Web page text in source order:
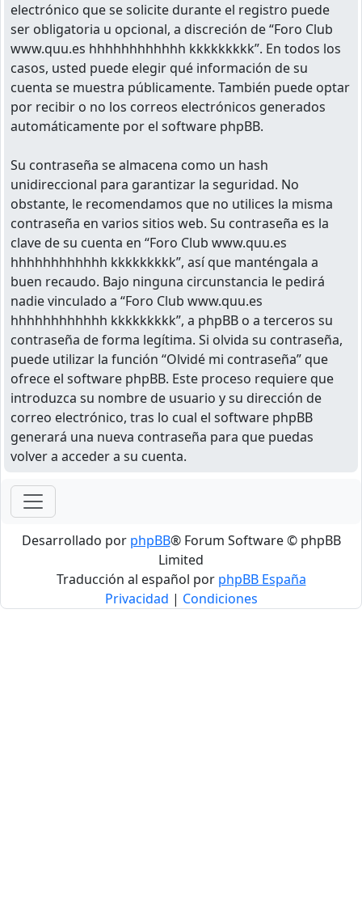
electrónico que se solicite durante el registro puede
ser obligatoria u opcional, a discreción de “Foro Club
www.quu.es hhhhhhhhhhhh kkkkkkkkk”. En todos los
casos, usted puede elegir qué información de su
cuenta se muestra públicamente. También puede optar
por recibir o no los correos electrónicos generados
automáticamente por el software phpBB.
Su contraseña se almacena como un hash
unidireccional para garantizar la seguridad. No
obstante, le recomendamos que no utilices la misma
contraseña en varios sitios web. Su contraseña es la
clave de su cuenta en “Foro Club www.quu.es
hhhhhhhhhhhh kkkkkkkkk”, así que manténgala a
buen recaudo. Bajo ninguna circunstancia le pedirá
nadie vinculado a “Foro Club www.quu.es
hhhhhhhhhhhh kkkkkkkkk”, a phpBB o a terceros su
contraseña de forma legítima. Si olvida su contraseña,
puede utilizar la función “Olvidé mi contraseña” que
ofrece el software phpBB. Este proceso requiere que
introduzca su nombre de usuario y su dirección de
correo electrónico, tras lo cual el software phpBB
generará una nueva contraseña para que puedas
volver a acceder a su cuenta.
Desarrollado por phpBB® Forum Software © phpBB
Limited
Traducción al español por phpBB España
Privacidad | Condiciones